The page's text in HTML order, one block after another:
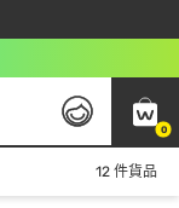
0
12 件貨品